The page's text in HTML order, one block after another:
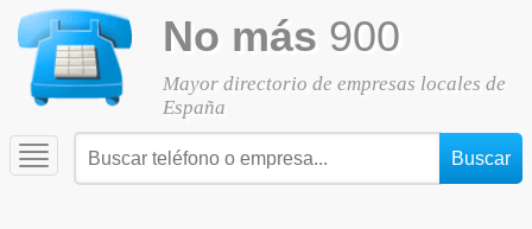
No más 900
Mayor directorio de empresas locales de
España
Toggle
navigation